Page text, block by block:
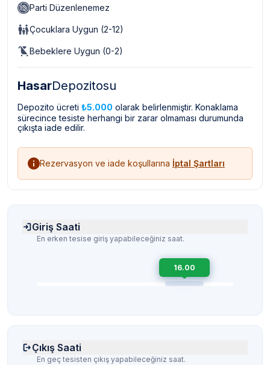
Parti Düzenlenemez
Çocuklara Uygun (2-12)
Bebeklere Uygun (0-2)
HasarDepozitosu
Depozito ücreti ₺5.000 olarak belirlenmiştir. Konaklama
sürecince tesiste herhangi bir zarar olmaması durumunda
çıkışta iade edilir.
Rezervasyon ve iade koşullarına İptal Şartları
Giriş Saati
En erken tesise giriş yapabileceğiniz saat.
16.00
Çıkış Saati
En geç tesisten çıkış yapabileceğiniz saat.